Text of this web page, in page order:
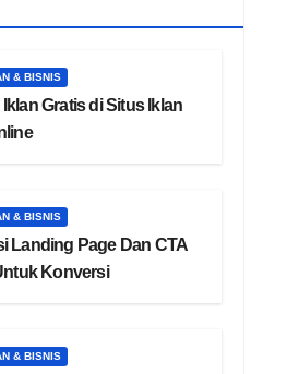
& BISNIS
Gratis di Situs Iklan
& BISNIS
Landing Page Dan CTA
Konversi
& BISNIS